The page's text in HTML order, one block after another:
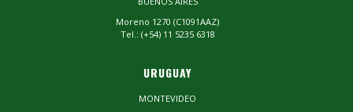
Moreno 1270 (C1091AAZ)
Tel.: (+54) 11 5235 6318
URUGUAY
MONTEVIDEO